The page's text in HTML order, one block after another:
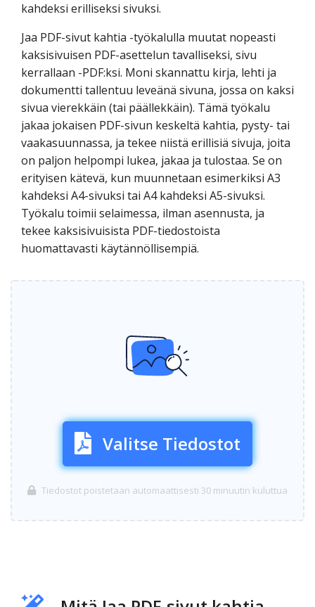
kahdeksi erilliseksi sivuksi.
Jaa PDF-sivut kahtia -työkalulla muutat nopeasti
kaksisivuisen PDF-asettelun tavalliseksi, sivu
kerrallaan -PDF:ksi. Moni skannattu kirja, lehti ja
dokumentti tallentuu leveänä sivuna, jossa on kaksi
sivua vierekkäin (tai päällekkäin). Tämä työkalu
jakaa jokaisen PDF-sivun keskeltä kahtia, pysty- tai
vaakasuunnassa, ja tekee niistä erillisiä sivuja, joita
on paljon helpompi lukea, jakaa ja tulostaa. Se on
erityisen kätevä, kun muunnetaan esimerkiksi A3
kahdeksi A4-sivuksi tai A4 kahdeksi A5-sivuksi.
Työkalu toimii selaimessa, ilman asennusta, ja
tekee kaksisivuisista PDF-tiedostoista
huomattavasti käytännöllisempiä.
Valitse Tiedostot
Tiedostot poistetaan automaattisesti 30 minuutin kuluttua